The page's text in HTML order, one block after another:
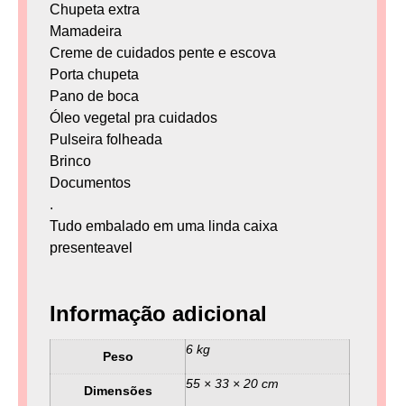
Chupeta extra
Mamadeira
Creme de cuidados pente e escova
Porta chupeta
Pano de boca
Óleo vegetal pra cuidados
Pulseira folheada
Brinco
Documentos
.
Tudo embalado em uma linda caixa
presenteavel
Informação adicional
Peso 6 kg
Dimensões 55 × 33 × 20 cm